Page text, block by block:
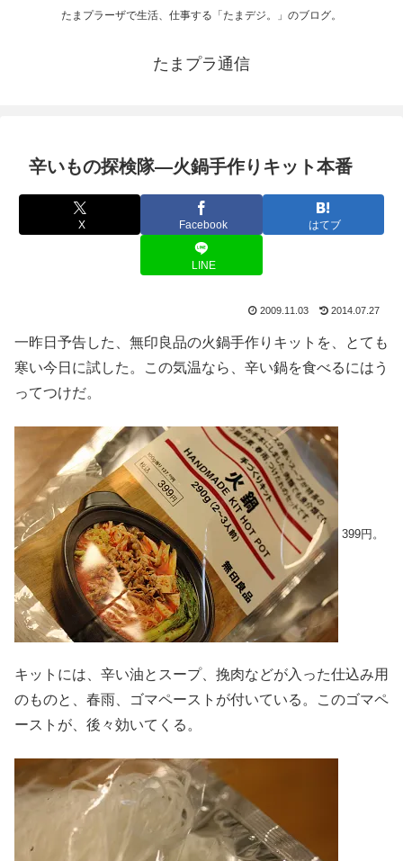
たまプラーザで生活、仕事する「たまデジ。」のブログ。
たまプラ通信
辛いもの探検隊―火鍋手作りキット本番
X Facebook はてブ
LINE
2009.11.03 2014.07.27
一昨日予告した、無印良品の火鍋手作りキットを、とても
寒い今日に試した。この気温なら、辛い鍋を食べるにはう
ってつけだ。
399円。
キットには、辛い油とスープ、挽肉などが入った仕込み用
のものと、春雨、ゴマペーストが付いている。このゴマペ
ーストが、後々効いてくる。